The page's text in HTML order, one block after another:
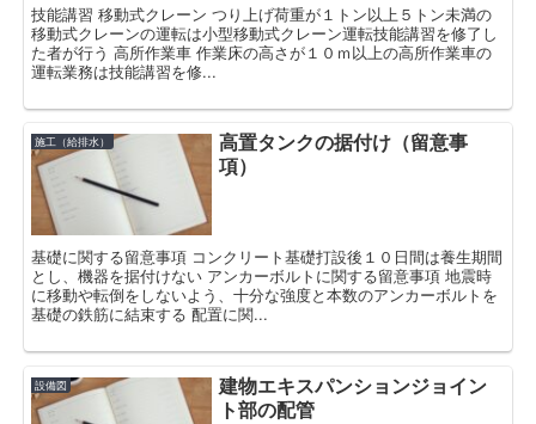
技能講習 移動式クレーン つり上げ荷重が１トン以上５トン未満の
移動式クレーンの運転は小型移動式クレーン運転技能講習を修了し
た者が行う 高所作業車 作業床の高さが１０ｍ以上の高所作業車の
運転業務は技能講習を修...
施工（給排水）
高置タンクの据付け（留意事
項）
基礎に関する留意事項 コンクリート基礎打設後１０日間は養生期間
とし、機器を据付けない アンカーボルトに関する留意事項 地震時
に移動や転倒をしないよう、十分な強度と本数のアンカーボルトを
基礎の鉄筋に結束する 配置に関...
設備図
建物エキスパンションジョイン
ト部の配管